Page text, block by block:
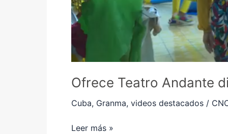
Ofrece Teatro Andante
Cuba, Granma, videos destacados /
Leer más »